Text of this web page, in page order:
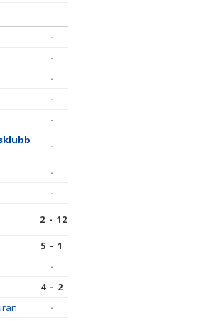
-
-
-
-
-
-
-
-
2 - 12
5 - 1
-
4 - 2
-